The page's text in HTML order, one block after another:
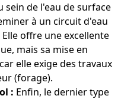
sein de l'eau de surface
à un circuit d'eau
offre une excellente
mais sa mise en
elle exige des travaux
(forage).
: Enfin, le dernier type